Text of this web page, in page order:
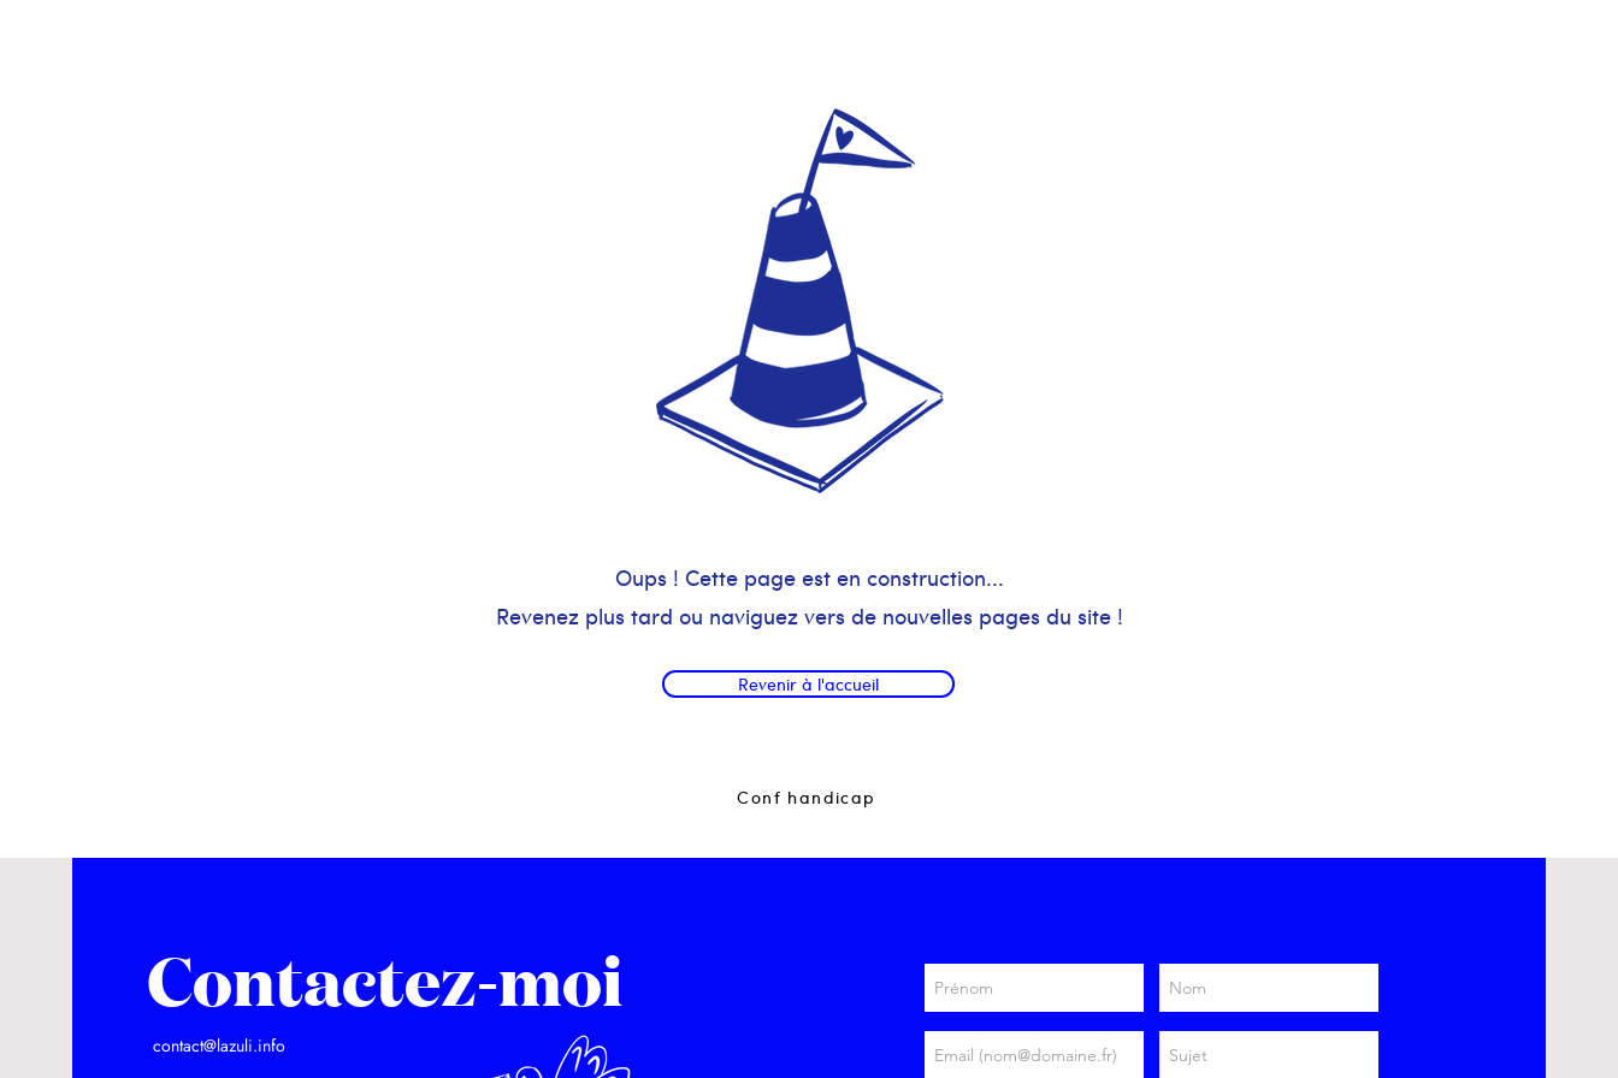
Oups ! Cette page est en construction...
Revenez plus tard ou naviguez vers de nouvelles pages du site !
Revenir à l'accueil
Conf handicap
Contactez-moi
contact@lazuli.info